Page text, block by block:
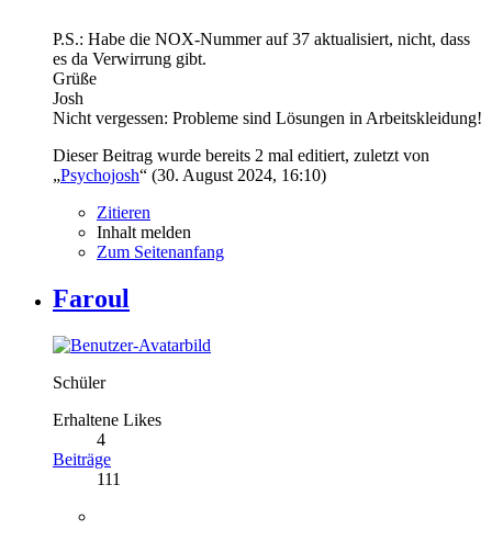
P.S.: Habe die NOX-Nummer auf 37 aktualisiert, nicht, dass
es da Verwirrung gibt.
Grüße
Josh
Nicht vergessen: Probleme sind Lösungen in Arbeitskleidung!
Dieser Beitrag wurde bereits 2 mal editiert, zuletzt von
„Psychojosh“ (30. August 2024, 16:10)
Zitieren
Inhalt melden
Zum Seitenanfang
Faroul
Schüler
Erhaltene Likes
4
Beiträge
111